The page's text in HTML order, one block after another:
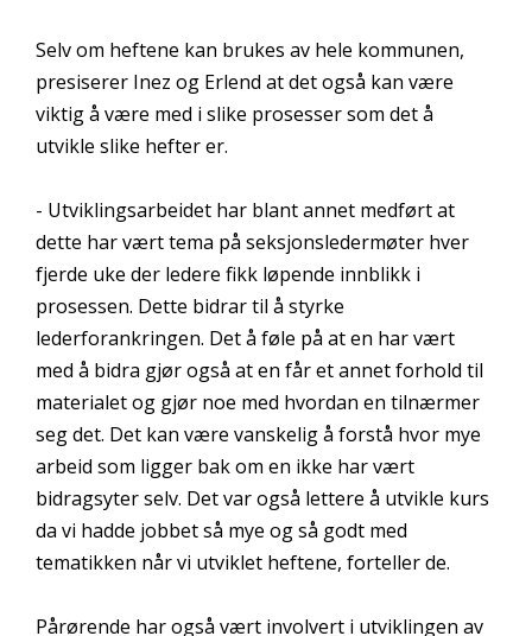
Selv om heftene kan brukes av hele kommunen,
presiserer Inez og Erlend at det også kan være
viktig å være med i slike prosesser som det å
utvikle slike hefter er.
- Utviklingsarbeidet har blant annet medført at
dette har vært tema på seksjonsledermøter hver
fjerde uke der ledere fikk løpende innblikk i
prosessen. Dette bidrar til å styrke
lederforankringen. Det å føle på at en har vært
med å bidra gjør også at en får et annet forhold til
materialet og gjør noe med hvordan en tilnærmer
seg det. Det kan være vanskelig å forstå hvor mye
arbeid som ligger bak om en ikke har vært
bidragsyter selv. Det var også lettere å utvikle kurs
da vi hadde jobbet så mye og så godt med
tematikken når vi utviklet heftene, forteller de.
Pårørende har også vært involvert i utviklingen av